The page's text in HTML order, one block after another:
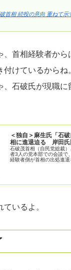
首相 続投の意向 重ねて示
、首相経験者から
付けているから
、石破氏が現職に
＜独自＞麻生氏「石
相に進退迫る 岸田氏
石破茂首相（自民党総裁
者3人の党本部での会談で
経験者側が首相の出処進退
いるよ。